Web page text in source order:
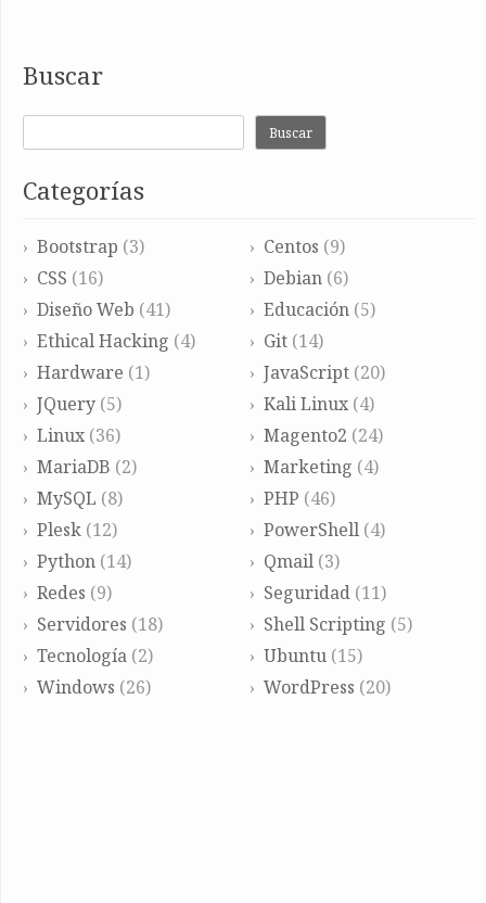
Buscar
Buscar
Categorías
Bootstrap (3) Centos (9)
CSS (16) Debian(6)
Diseño Web (41) Educación(5)
Ethical Hacking (4) Git(14)
Hardware (1) JavaScript(20)
JQuery (5) Kali Linux(4)
Linux (36) Magento2 (24)
MariaDB (2) Marketing (4)
MySQL (8) PHP (46)
Plesk (12) PowerShell(4)
Python (14) Qmail(3)
Redes (9) Seguridad(11)
Servidores (18) Shell Scripting (5)
Tecnología (2) Ubuntu(15)
Windows (26) WordPress (20)